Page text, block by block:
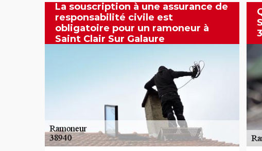
La souscription à une assurance de
responsabilité civile est
obligatoire pour un ramoneur à
Saint Clair Sur Galaure